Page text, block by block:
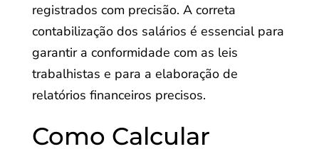
registrados com precisão. A correta
contabilização dos salários é essencial para
garantir a conformidade com as leis
trabalhistas e para a elaboração de
relatórios financeiros precisos.
Como Calcular